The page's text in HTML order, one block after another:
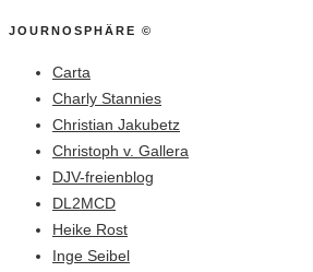
JOURNOSPHÄRE ©
Carta
Charly Stannies
Christian Jakubetz
Christoph v. Gallera
DJV-freienblog
DL2MCD
Heike Rost
Inge Seibel